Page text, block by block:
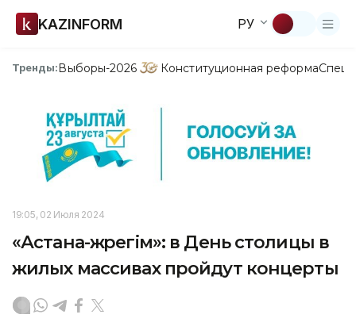
KAZINFORM РУ
Тренды:Выборы-2026 Конституционная реформа
19:05, 02 Июля 2024
«Астана-жүрегім»: в День столицы в
жилых массивах пройдут концерты